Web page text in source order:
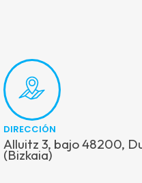
DIRECCIÓN
Alluitz 3, bajo 48200,
(Bizkaia)